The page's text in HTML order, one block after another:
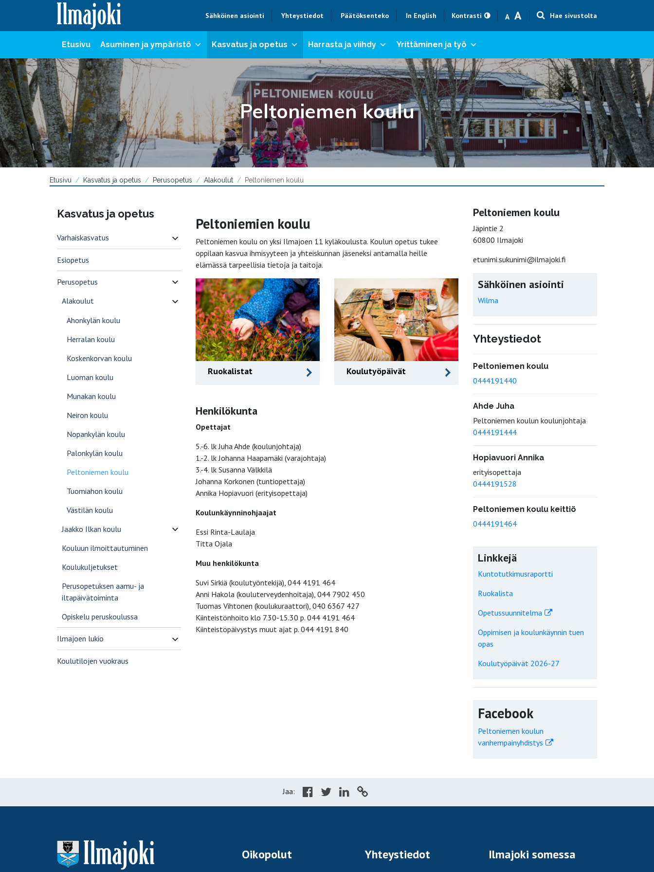
Sähköinen asiointi Yhteystiedot Päätöksenteko In English Kontrasti A
Text size smaller
AText size bigger
Hae sivustolta
Etusivu Asuminen ja ympäristö Kasvatus ja opetus Harrasta ja viihdy Yrittäminen ja työ
Peltoniemen koulu
Etusivu Kasvatus ja opetus Perusopetus Alakoulut Peltoniemen koulu
Kasvatus ja opetus
Varhaiskasvatus
Esiopetus
Perusopetus
Alakoulut
Ahonkylän koulu
Herralan koulu
Koskenkorvan koulu
Luoman koulu
Munakan koulu
Neiron koulu
Nopankylän koulu
Palonkylän koulu
Peltoniemen koulu
Tuomiahon koulu
Västilän koulu
Jaakko Ilkan koulu
Kouluun ilmoittautuminen
Koulukuljetukset
Perusopetuksen aamu- ja
iltapäivätoiminta
Opiskelu peruskoulussa
Ilmajoen lukio
Koulutilojen vuokraus
Peltoniemien koulu
Peltoniemen koulu on yksi Ilmajoen 11 kyläkoulusta. Koulun opetus tukee
oppilaan kasvua ihmisyyteen ja yhteiskunnan jäseneksi antamalla heille
elämässä tarpeellisia tietoja ja taitoja.
Ruokalistat Koulutyöpäivät
Henkilökunta
Opettajat
5.-6. lk Juha Ahde (koulunjohtaja)
1.-2. lk Johanna Haapamäki (varajohtaja)
3.-4. lk Susanna Välkkilä
Johanna Korkonen (tuntiopettaja)
Annika Hopiavuori (erityisopettaja)
Koulunkäynninohjaajat
Essi Rinta-Laulaja
Titta Ojala
Muu henkilökunta
Suvi Sirkiä (koulutyöntekijä), 044 4191 464
Anni Hakola (kouluterveydenhoitaja), 044 7902 450
Tuomas Vihtonen (koulukuraattori), 040 6367 427
Kiinteistönhoito klo 7.30-15.30 p. 044 4191 464
Kiinteistöpäivystys muut ajat p. 044 4191 840
Peltoniemen koulu
Jäpintie 2
60800 Ilmajoki
etunimi.sukunimi@ilmajoki.fi
Sähköinen asiointi
Wilma
Yhteystiedot
Peltoniemen koulu
0444191440
Ahde Juha
Peltoniemen koulun koulunjohtaja
0444191444
Hopiavuori Annika
erityisopettaja
0444191528
Peltoniemen koulu keittiö
0444191464
Linkkejä
Kuntotutkimusraportti
Ruokalista
Opetussuunnitelma
Oppimisen ja koulunkäynnin tuen
opas
Koulutyöpäivät 2026-27
Facebook
Peltoniemen koulun
vanhempainyhdistys
Jaa:
Oikopolut Yhteystiedot Ilmajoki somessa